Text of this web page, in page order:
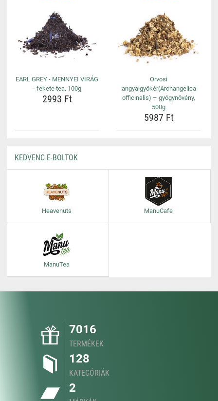
EARL GREY - MENNYEI VIRÁG
- fekete tea, 100g
2993 Ft
Orvosi
angyalgyökér(Archangelica
officinalis) – gyógynövény,
500g
5987 Ft
KEDVENC E-BOLTOK
Heavenuts ManuCafe
ManuTea
7016
TERMÉKEK
128
KATEGÓRIÁK
2